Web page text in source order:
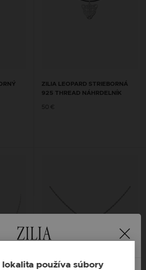
ZILIA LEOPARD STRIEBORNÁ
925 THREAD NÁHRDELNÍK
50 €
lokalita používa súbory